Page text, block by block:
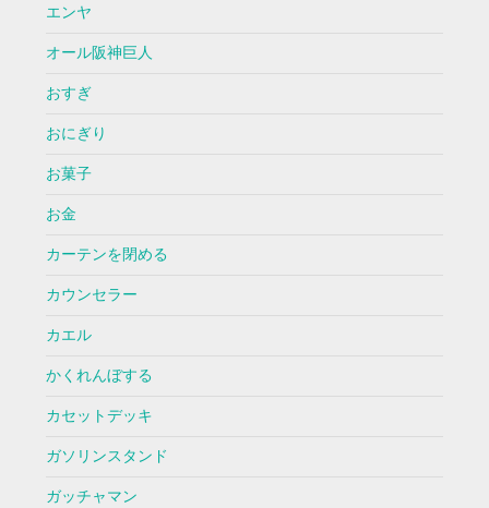
エンヤ
オール阪神巨人
おすぎ
おにぎり
お菓子
お金
カーテンを閉める
カウンセラー
カエル
かくれんぼする
カセットデッキ
ガソリンスタンド
ガッチャマン